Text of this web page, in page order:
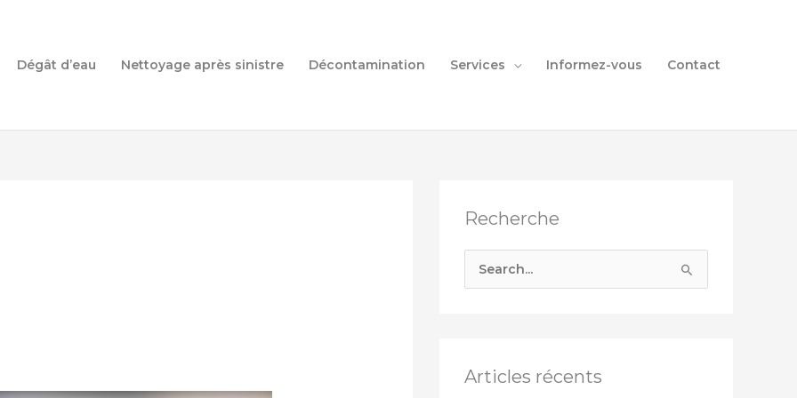
Dégât d’eau Nettoyage après sinistre Décontamination Services Informez-vous Contact
Recherche
c
Articles récents